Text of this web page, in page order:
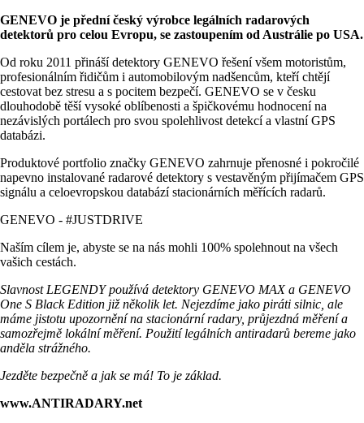
GENEVO je přední český výrobce legálních radarových
detektorů pro celou Evropu, se zastoupením od Austrálie po USA.
Od roku 2011 přináší detektory GENEVO řešení všem motoristům,
profesionálním řidičům i automobilovým nadšencům, kteří chtějí
cestovat bez stresu a s pocitem bezpečí. GENEVO se v česku
dlouhodobě těší vysoké oblíbenosti a špičkovému hodnocení na
nezávislých portálech pro svou spolehlivost detekcí a vlastní GPS
databázi.
Produktové portfolio značky GENEVO zahrnuje přenosné i pokročilé
napevno instalované radarové detektory s vestavěným přijímačem GPS
signálu a celoevropskou databází stacionárních měřících radarů.
GENEVO - #JUSTDRIVE
Naším cílem je, abyste se na nás mohli 100% spolehnout na všech
vašich cestách.
Slavnost LEGENDY používá detektory GENEVO MAX a GENEVO
One S Black Edition již několik let. Nejezdíme jako piráti silnic, ale
máme jistotu upozornění na stacionární radary, průjezdná měření a
samozřejmě lokální měření. Použití legálních antiradarů bereme jako
anděla strážného.
Jezděte bezpečně a jak se má! To je základ.
www.ANTIRADARY.net